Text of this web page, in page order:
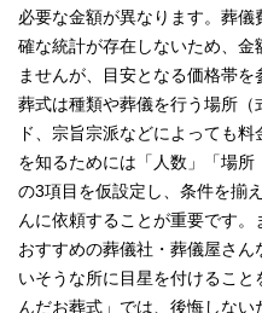
必要な金額が異なります。葬
確な統計が存在しないため、金
ませんが、目安となる価格帯
葬式は種類や葬儀を行う場所
ド、宗旨宗派などによっても
を知るためには「人数」「場所
の3項目を仮設定し、条件を揃
んに依頼することが重要です。
おすすめの葬儀社・葬儀屋さ
いそうな所に目星を付けるこ
んだお葬式」では、後悔しな